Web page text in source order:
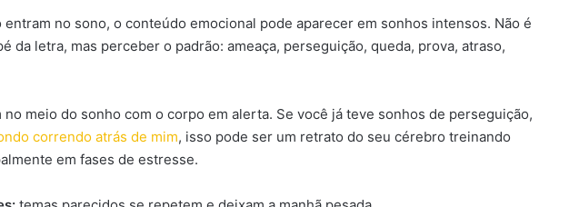
entram no sono, o conteúdo emocional pode aparecer em sonhos intensos. Não é
da letra, mas perceber o padrão: ameaça, perseguição, queda, prova, atraso,
no meio do sonho com o corpo em alerta. Se você já teve sonhos de perseguição,
correndo atrás de mim, isso pode ser um retrato do seu cérebro treinando
em fases de estresse.